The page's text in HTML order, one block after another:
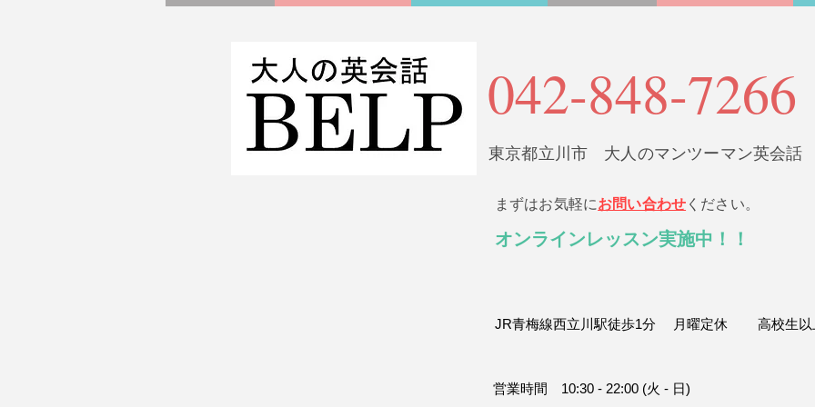
042-848-7266
東京都立川市 大人のマンツーマン英会話
まずはお気軽にお問い合わせ ください。
​オンラインレッスン実施中！！
JR青梅線西立川駅徒歩1分 ​月曜定休 高校生
営業時間 10:30 - 22:00 (火 - 日)